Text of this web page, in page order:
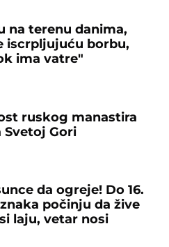
na terenu danima,
iscrpljujuću borbu,
ima vatre"
ruskog manastira
Svetoj Gori
da ogreje! Do 16.
počinju da žive
laju, vetar nosi